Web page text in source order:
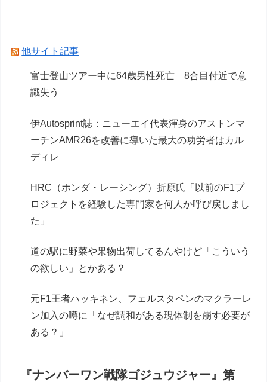
ｗｗｗｗｗｗｗｗｗ
Powered by livedoor 相互RSS
他サイト記事
富士登山ツアー中に64歳男性死亡 8合目付近で意
識失う
伊Autosprint誌：ニューエイ代表渾身のアストンマ
ーチンAMR26を改善に導いた最大の功労者はカル
ディレ
HRC（ホンダ・レーシング）折原氏「以前のF1プ
ロジェクトを経験した専門家を何人か呼び戻しまし
た」
道の駅に野菜や果物出荷してるんやけど「こういう
の欲しい」とかある？
元F1王者ハッキネン、フェルスタペンのマクラーレ
ン加入の噂に「なぜ調和がある現体制を崩す必要が
ある？」
『ナンバーワン戦隊ゴジュウジャー』第